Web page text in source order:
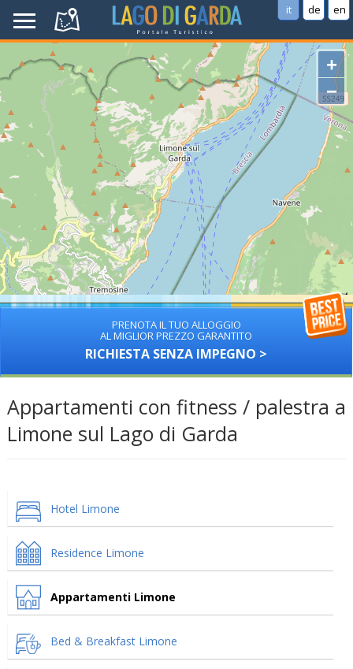
it de en
+
−
PRENOTA IL TUO ALLOGGIO
AL MIGLIOR PREZZO GARANTITO
RICHIESTA SENZA IMPEGNO >
Appartamenti con fitness / palestra a
Limone sul Lago di Garda
Hotel Limone
Residence Limone
Appartamenti Limone
Bed & Breakfast Limone